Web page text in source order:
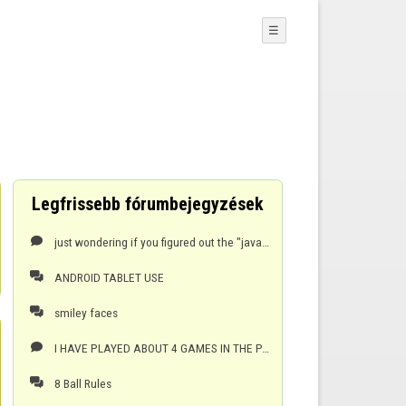
☰
Legfrissebb fórumbejegyzések

 ANDROID TABLET USE
 smiley faces

 8 Ball Rules